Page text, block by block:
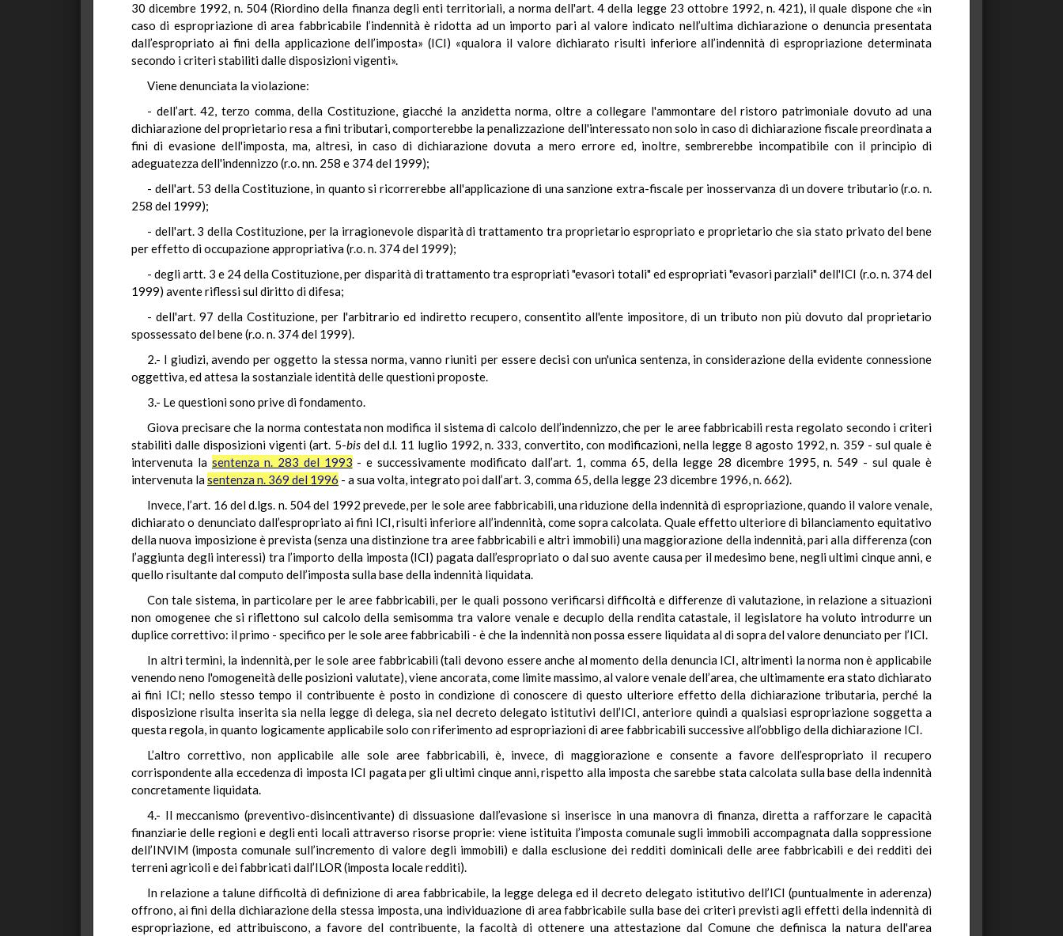
30 dicembre 1992, n. 504 (Riordino della finanza degli enti territoriali, a norma dell'art. 4 della legge 23 ottobre 1992, n. 421), il quale dispone che «in
caso di espropriazione di area fabbricabile l’indennità è ridotta ad un importo pari al valore indicato nell’ultima dichiarazione o denuncia presentata
dall’espropriato ai fini della applicazione dell’imposta» (ICI) «qualora il valore dichiarato risulti inferiore all’indennità di espropriazione determinata
secondo i criteri stabiliti dalle disposizioni vigenti».
Viene denunciata la violazione:
- dell’art. 42, terzo comma, della Costituzione, giacché la anzidetta norma, oltre a collegare l'ammontare del ristoro patrimoniale dovuto ad una
dichiarazione del proprietario resa a fini tributari, comporterebbe la penalizzazione dell'interessato non solo in caso di dichiarazione fiscale preordinata a
fini di evasione dell'imposta, ma, altresì, in caso di dichiarazione dovuta a mero errore ed, inoltre, sembrerebbe incompatibile con il principio di
adeguatezza dell'indennizzo (r.o. nn. 258 e 374 del 1999);
- dell'art. 53 della Costituzione, in quanto si ricorrerebbe all'applicazione di una sanzione extra-fiscale per inosservanza di un dovere tributario (r.o. n.
258 del 1999);
- dell'art. 3 della Costituzione, per la irragionevole disparità di trattamento tra proprietario espropriato e proprietario che sia stato privato del bene
per effetto di occupazione appropriativa (r.o. n. 374 del 1999);
- degli artt. 3 e 24 della Costituzione, per disparità di trattamento tra espropriati "evasori totali" ed espropriati "evasori parziali" dell'ICI (r.o. n. 374 del
1999) avente riflessi sul diritto di difesa;
- dell'art. 97 della Costituzione, per l'arbitrario ed indiretto recupero, consentito all'ente impositore, di un tributo non più dovuto dal proprietario
spossessato del bene (r.o. n. 374 del 1999).
2.- I giudizi, avendo per oggetto la stessa norma, vanno riuniti per essere decisi con un'unica sentenza, in considerazione della evidente connessione
oggettiva, ed attesa la sostanziale identità delle questioni proposte.
3.- Le questioni sono prive di fondamento.
Giova precisare che la norma contestata non modifica il sistema di calcolo dell’indennizzo, che per le aree fabbricabili resta regolato secondo i criteri
stabiliti dalle disposizioni vigenti (art. 5-bis del d.l. 11 luglio 1992, n. 333, convertito, con modificazioni, nella legge 8 agosto 1992, n. 359 - sul quale è
intervenuta la sentenza n. 283 del 1993 - e successivamente modificato dall’art. 1, comma 65, della legge 28 dicembre 1995, n. 549 - sul quale è
intervenuta lasentenza n. 369 del 1996 - a sua volta, integrato poi dall’art. 3, comma 65, della legge 23 dicembre 1996, n. 662).
Invece, l’art. 16 del d.lgs. n. 504 del 1992 prevede, per le sole aree fabbricabili, una riduzione della indennità di espropriazione, quando il valore venale,
dichiarato o denunciato dall’espropriato ai fini ICI, risulti inferiore all’indennità, come sopra calcolata. Quale effetto ulteriore di bilanciamento equitativo
della nuova imposizione è prevista (senza una distinzione tra aree fabbricabili e altri immobili) una maggiorazione della indennità, pari alla differenza (con
l’aggiunta degli interessi) tra l’importo della imposta (ICI) pagata dall’espropriato o dal suo avente causa per il medesimo bene, negli ultimi cinque anni, e
quello risultante dal computo dell’imposta sulla base della indennità liquidata.
Con tale sistema, in particolare per le aree fabbricabili, per le quali possono verificarsi difficoltà e differenze di valutazione, in relazione a situazioni
non omogenee che si riflettono sul calcolo della semisomma tra valore venale e decuplo della rendita catastale, il legislatore ha voluto introdurre un
duplice correttivo: il primo - specifico per le sole aree fabbricabili - è che la indennità non possa essere liquidata al di sopra del valore denunciato per l’ICI.
In altri termini, la indennità, per le sole aree fabbricabili (tali devono essere anche al momento della denuncia ICI, altrimenti la norma non è applicabile
venendo neno l'omogeneità delle posizioni valutate), viene ancorata, come limite massimo, al valore venale dell’area, che ultimamente era stato dichiarato
ai fini ICI; nello stesso tempo il contribuente è posto in condizione di conoscere di questo ulteriore effetto della dichiarazione tributaria, perché la
disposizione risulta inserita sia nella legge di delega, sia nel decreto delegato istitutivi dell’ICI, anteriore quindi a qualsiasi espropriazione soggetta a
questa regola, in quanto logicamente applicabile solo con riferimento ad espropriazioni di aree fabbricabili successive all’obbligo della dichiarazione ICI.
L’altro correttivo, non applicabile alle sole aree fabbricabili, è, invece, di maggiorazione e consente a favore dell’espropriato il recupero
corrispondente alla eccedenza di imposta ICI pagata per gli ultimi cinque anni, rispetto alla imposta che sarebbe stata calcolata sulla base della indennità
concretamente liquidata.
4.- Il meccanismo (preventivo-disincentivante) di dissuasione dall’evasione si inserisce in una manovra di finanza, diretta a rafforzare le capacità
finanziarie delle regioni e degli enti locali attraverso risorse proprie: viene istituita l’imposta comunale sugli immobili accompagnata dalla soppressione
dell’INVIM (imposta comunale sull’incremento di valore degli immobili) e dalla esclusione dei redditi dominicali delle aree fabbricabili e dei redditi dei
terreni agricoli e dei fabbricati dall’ILOR (imposta locale redditi).
In relazione a talune difficoltà di definizione di area fabbricabile, la legge delega ed il decreto delegato istitutivo dell’ICI (puntualmente in aderenza)
offrono, ai fini della dichiarazione della stessa imposta, una individuazione di area fabbricabile sulla base dei criteri previsti agli effetti della indennità di
espropriazione, ed attribuiscono, a favore del contribuente, la facoltà di ottenere una attestazione dal Comune che definisca la natura dell'area